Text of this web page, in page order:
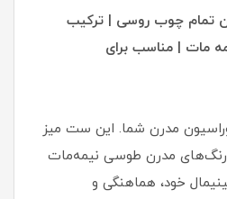
تمام چوب روسی | ترکیب
مات | مناسب برای
مدرن شما. این ست میز
مدرن طوسی نیمه‌مات
خود، هماهنگی و